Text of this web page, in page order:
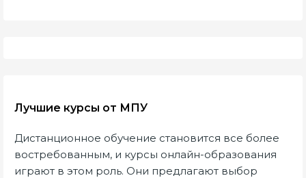
Лучшие курсы от МПУ
Дистанционное обучение становится все более
востребованным, и курсы онлайн-образования
играют в этом роль. Они предлагают выбор